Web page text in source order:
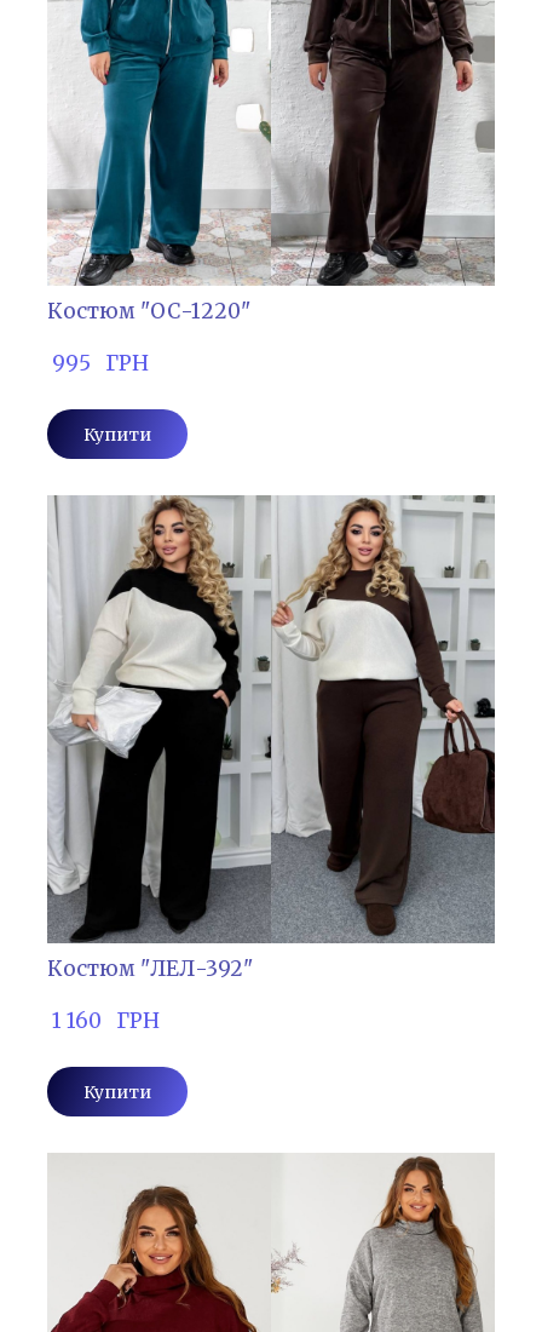
Костюм "ОС-1220"
995   ГРН
Купити
Костюм "ЛЕЛ-392"
1 160   ГРН
Купити